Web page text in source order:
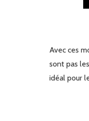
Avec ces
sont pas
idéal pour